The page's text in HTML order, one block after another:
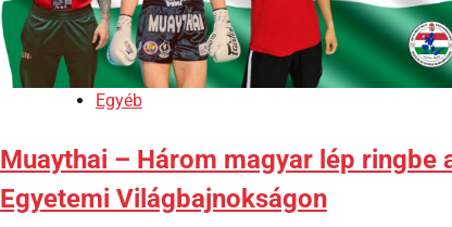
Egyéb
Muaythai – Három magyar lép ringbe
Egyetemi Világbajnokságon